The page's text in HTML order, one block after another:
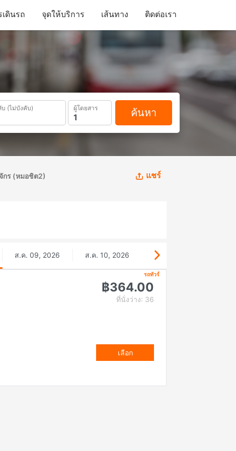
บ (ไม่บังคับ) ผู้โดยสาร ค้นหา
ดินรถ จุดให้บริการ เส้นทาง ติดต่อเรา
กร (หมอชิต2)
แชร์
ส.ค. 09, 2026 ส.ค. 10, 2026
รถทัวร์
฿364.00
ที่นั่งว่าง: 36
เลือก